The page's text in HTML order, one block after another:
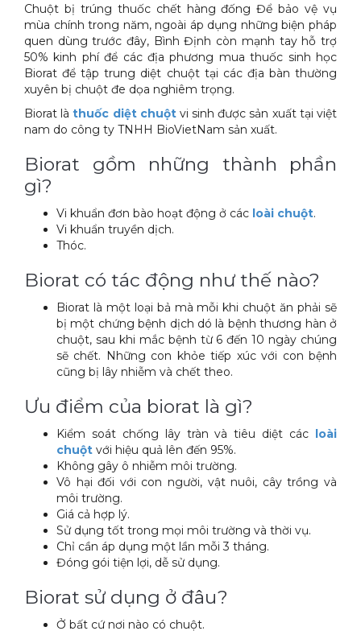
Chuột bị trúng thuốc chết hàng đống Để bảo vệ vụ
mùa chính trong năm, ngoài áp dụng những biện pháp
quen dùng trước đây, Bình Định còn mạnh tay hỗ trợ
50% kinh phí để các địa phương mua thuốc sinh học
Biorat để tập trung diệt chuột tại các địa bàn thường
xuyên bị chuột đe dọa nghiêm trọng.
Biorat làthuốc diệt chuột vi sinh được sản xuất tại việt
nam do công ty TNHH BioVietNam sản xuất.
Biorat gồm những thành phần
gì?
Vi khuẩn đơn bào hoạt động ở các loài chuột.
Vi khuẩn truyền dịch.
Thóc.
Biorat có tác động như thế nào?
Biorat là một loại bả mà mỗi khi chuột ăn phải sẽ
bị một chứng bệnh dịch dó là bệnh thương hàn ở
chuột, sau khi mắc bệnh từ 6 đến 10 ngày chúng
sẽ chết. Những con khỏe tiếp xúc với con bệnh
cũng bị lây nhiễm và chết theo.
Ưu điểm của biorat là gì?
Kiểm soát chống lây tràn và tiêu diệt các loài
chuột với hiệu quả lên đến 95%.
Không gây ô nhiễm môi trường.
Vô hại đối với con người, vật nuôi, cây trồng và
môi trường.
Giá cả hợp lý.
Sử dụng tốt trong mọi môi trường và thời vụ.
Chỉ cần áp dụng một lần mỗi 3 tháng.
Đóng gói tiện lợi, dễ sử dụng.
Biorat sử dụng ở đâu?
Ở bất cứ nơi nào có chuột.